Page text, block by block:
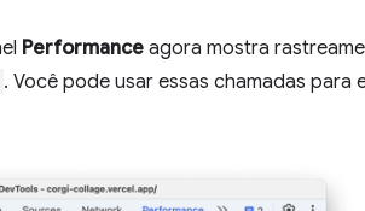
Performance agora mostra
. Você pode usar essas chamadas